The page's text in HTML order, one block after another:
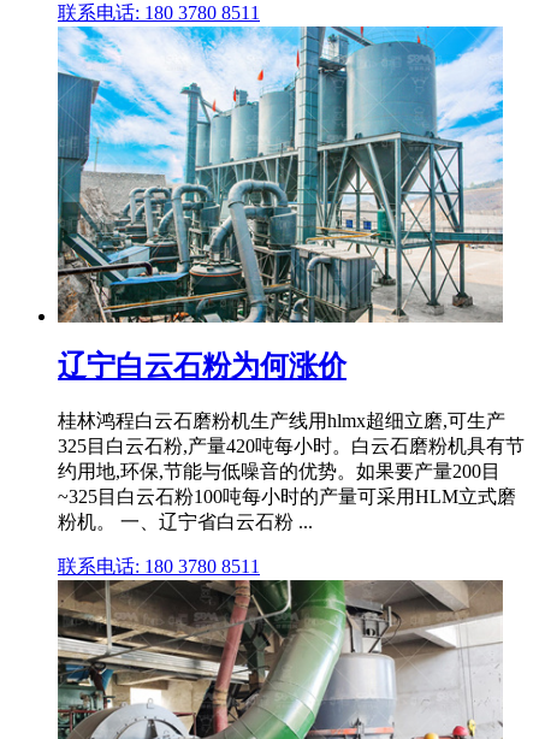
联系电话: 180 3780 8511
辽宁白云石粉为何涨价
桂林鸿程白云石磨粉机生产线用hlmx超细立磨,可生产
325目白云石粉,产量420吨每小时。白云石磨粉机具有节
约用地,环保,节能与低噪音的优势。如果要产量200目
~325目白云石粉100吨每小时的产量可采用HLM立式磨
粉机。 一、辽宁省白云石粉 ...
联系电话: 180 3780 8511